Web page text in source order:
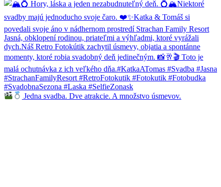
Jedna svadba. Dve atrakcie. A množstvo úsmevov.